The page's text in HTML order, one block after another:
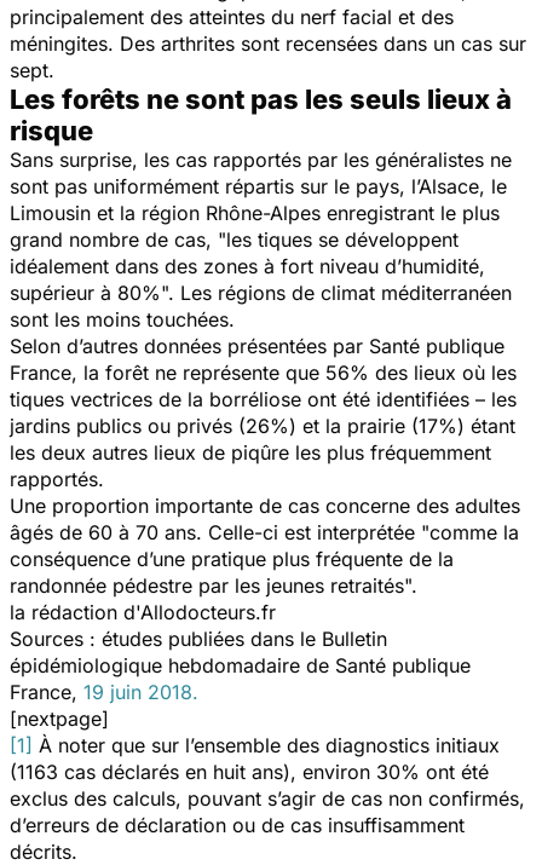
principalement des atteintes du nerf facial et des
méningites. Des arthrites sont recensées dans un cas sur
sept.
Les forêts ne sont pas les seuls lieux à
risque
Sans surprise, les cas rapportés par les généralistes ne
sont pas uniformément répartis sur le pays, l’Alsace, le
Limousin et la région Rhône-Alpes enregistrant le plus
grand nombre de cas, "les tiques se développent
idéalement dans des zones à fort niveau d’humidité,
supérieur à 80%". Les régions de climat méditerranéen
sont les moins touchées.
Selon d’autres données présentées par Santé publique
France, la forêt ne représente que 56% des lieux où les
tiques vectrices de la borréliose ont été identifiées – les
jardins publics ou privés (26%) et la prairie (17%) étant
les deux autres lieux de piqûre les plus fréquemment
rapportés.
Une proportion importante de cas concerne des adultes
âgés de 60 à 70 ans. Celle-ci est interprétée "comme la
conséquence d’une pratique plus fréquente de la
randonnée pédestre par les jeunes retraités".
la rédaction d'Allodocteurs.fr
Sources : études publiées dans le Bulletin
épidémiologique hebdomadaire de Santé publique
France, 19 juin 2018.
[nextpage]
[1] À noter que sur l’ensemble des diagnostics initiaux
(1163 cas déclarés en huit ans), environ 30% ont été
exclus des calculs, pouvant s’agir de cas non confirmés,
d’erreurs de déclaration ou de cas insuffisamment
décrits.